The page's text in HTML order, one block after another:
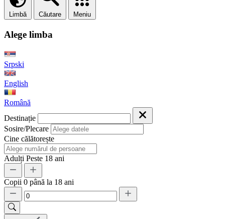
Limbă Căutare Meniu
Alege limba
Srpski
English
Română
Destinație
Sosire/Plecare
Cine călătorește
Adulți Peste 18 ani
Copii 0 până la 18 ani